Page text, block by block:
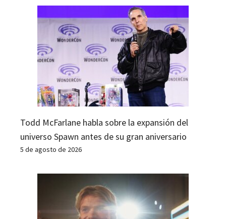
Todd McFarlane habla sobre la expansión del
universo Spawn antes de su gran aniversario
5 de agosto de 2026